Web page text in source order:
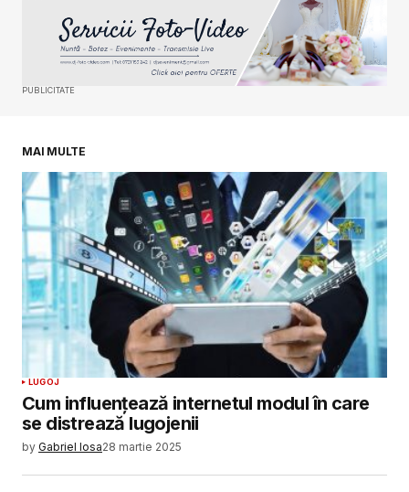
Your E-mail*
SUBMIT COMMENT
PUBLICITATE
MAI MULTE
LUGOJ
Cum influențează internetul modul în care
se distrează lugojenii
by Gabriel Iosa28 martie 2025